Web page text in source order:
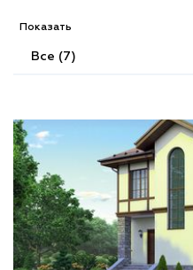
Показать
Все (7)